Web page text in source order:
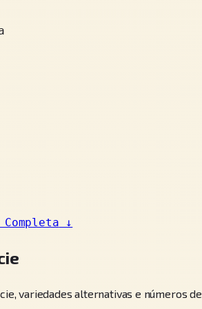
↓
variedades alternativas e números